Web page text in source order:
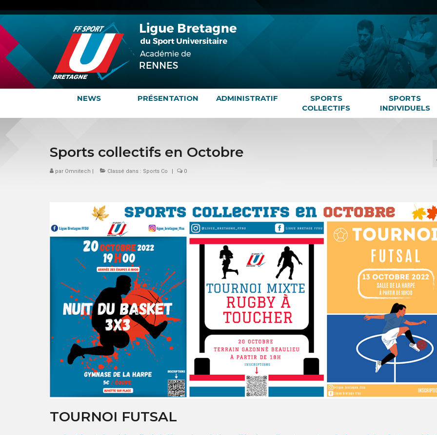
NEWS PRÉSENTATION ADMINISTRATIF
SPORTS
COLLECTIFS
SPORTS
INDIVIDUELS
Sports collectifs en Octobre
par Omnitech | Classé dans : Sports Co | 0
TOURNOI FUTSAL